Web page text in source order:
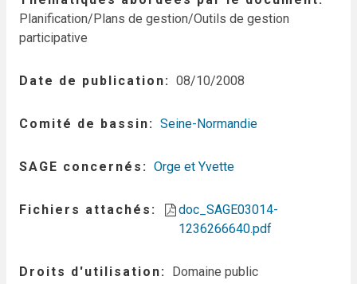
Planification/Plans de gestion/Outils de gestion
participative
Date de publication 08/10/2008
Comité de bassin Seine-Normandie
SAGE concernés Orge et Yvette
Fichiers attachés
doc_SAGE03014-
1236266640.pdf
Droits d'utilisation Domaine public